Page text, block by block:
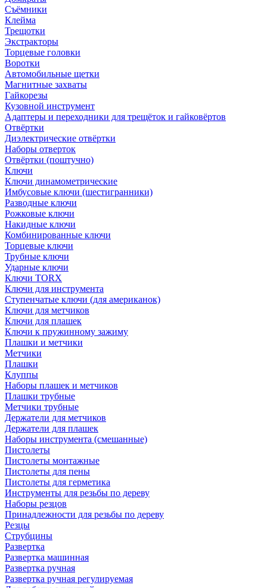
Съёмники
Клейма
Трещотки
Экстракторы
Торцевые головки
Воротки
Автомобильные щетки
Магнитные захваты
Гайкорезы
Кузовной инструмент
Адаптеры и переходники для трещёток и гайковёртов
Отвёртки
Диэлектрические отвёртки
Наборы отверток
Отвёртки (поштучно)
Ключи
Ключи динамометрические
Имбусовые ключи (шестигранники)
Разводные ключи
Рожковые ключи
Накидные ключи
Комбинированные ключи
Торцевые ключи
Трубные ключи
Ударные ключи
Ключи TORX
Ключи для инструмента
Ступенчатые ключи (для американок)
Ключи для метчиков
Ключи для плашек
Ключи к пружинному зажиму
Плашки и метчики
Метчики
Плашки
Клуппы
Наборы плашек и метчиков
Плашки трубные
Метчики трубные
Держатели для метчиков
Держатели для плашек
Наборы инструмента (смешанные)
Пистолеты
Пистолеты монтажные
Пистолеты для пены
Пистолеты для герметика
Инструменты для резьбы по дереву
Наборы резцов
Принадлежности для резьбы по дереву
Резцы
Струбцины
Развертка
Развертка машинная
Развертка ручная
Развертка ручная регулируемая